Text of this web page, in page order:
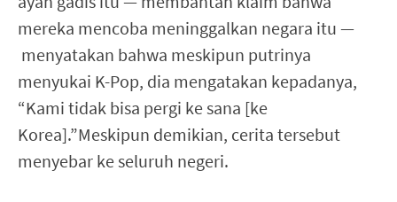
mereka mencoba meninggalkan negara itu —
menyatakan bahwa meskipun putrinya
menyukai K-Pop, dia mengatakan kepadanya,
“Kami tidak bisa pergi ke sana [ke
Korea].”Meskipun demikian, cerita tersebut
menyebar ke seluruh negeri.